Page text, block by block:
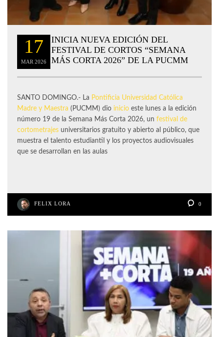
17
MAR 2026
INICIA NUEVA EDICIÓN DEL
FESTIVAL DE CORTOS “SEMANA
MÁS CORTA 2026” DE LA PUCMM
SANTO DOMINGO.- La Pontificia Universidad Católica
Madre y Maestra (PUCMM) dio inicio este lunes a la edición
número 19 de la Semana Más Corta 2026, un festival de
cortometrajes universitarios gratuito y abierto al público, que
muestra el talento estudiantil y los proyectos audiovisuales
que se desarrollan en las aulas
FELIX LORA 0